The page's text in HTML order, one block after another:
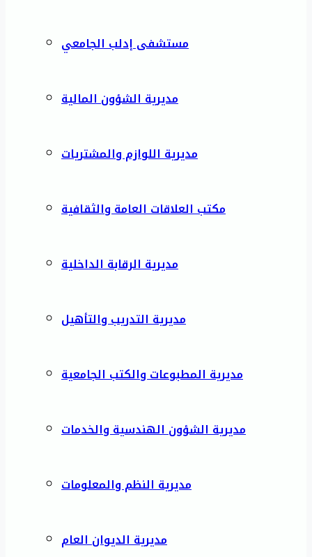
مستشفى إدلب الجامعي
مديرية الشؤون المالية
مديرية اللوازم والمشتريات
مكتب العلاقات العامة والثقافية
مديرية الرقابة الداخلية
مديرية التدريب والتأهيل
مديرية المطبوعات والكتب الجامعية
مديرية الشؤون الهندسية والخدمات
مديرية النظم والمعلومات
مديرية الديوان العام